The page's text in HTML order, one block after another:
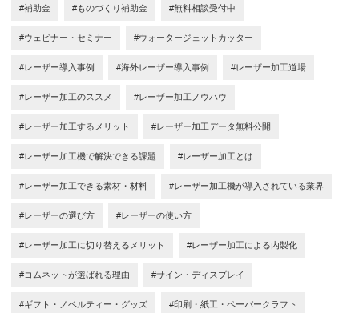
#補助金 #ものづくり補助金 #無料相談受付中
#ウェビナー・セミナー #ウォータージェットカッター
#レーザー導入事例 #海外レーザー導入事例 #レーザー加工道場
#レーザー加工のススメ #レーザー加工ノウハウ
#レーザー加工するメリット #レーザー加工データ無料公開
#レーザー加工機で解決できる課題 #レーザー加工とは
#レーザー加工できる素材・材料 #レーザー加工機が導入されている業界
#レーザーの選び方 #レーザーの使い方
#レーザー加工に切り替えるメリット #レーザー加工による内製化
#コムネットが選ばれる理由 #サイン・ディスプレイ
#ギフト・ノベルティー・グッズ #印刷・紙工・ペーパークラフト